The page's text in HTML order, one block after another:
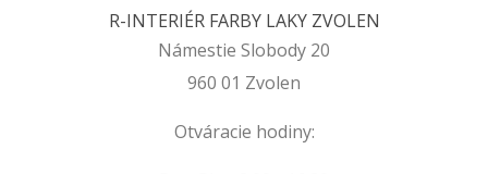
R-INTERIÉR FARBY LAKY ZVOLEN
Námestie Slobody 20
960 01 Zvolen
Otváracie hodiny: